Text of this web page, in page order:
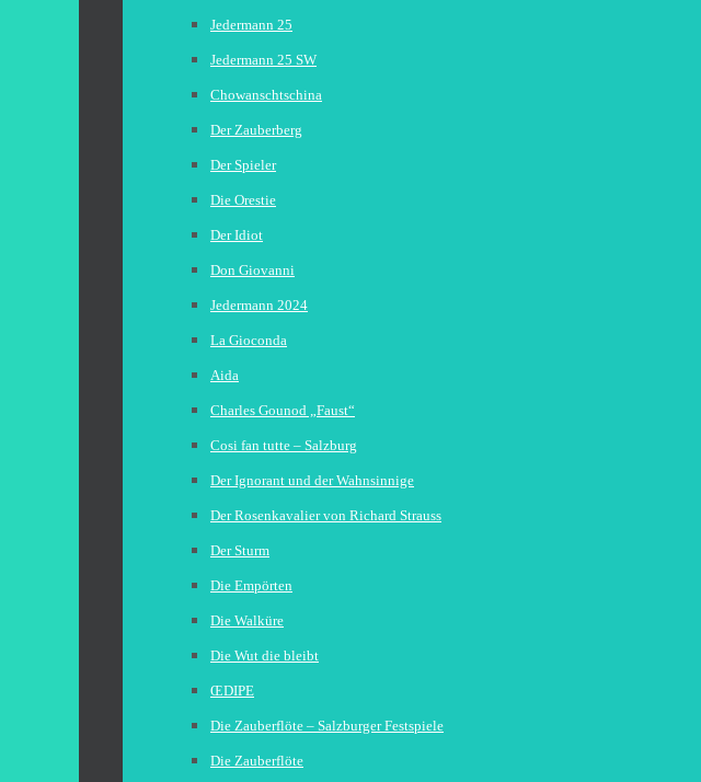
Jedermann 25
Jedermann 25 SW
Chowanschtschina
Der Zauberberg
Der Spieler
Die Orestie
Der Idiot
Don Giovanni
Jedermann 2024
La Gioconda
Aida
Charles Gounod „Faust“
Cosi fan tutte – Salzburg
Der Ignorant und der Wahnsinnige
Der Rosenkavalier von Richard Strauss
Der Sturm
Die Empörten
Die Walküre
Die Wut die bleibt
ŒDIPE
Die Zauberflöte – Salzburger Festspiele
Die Zauberflöte